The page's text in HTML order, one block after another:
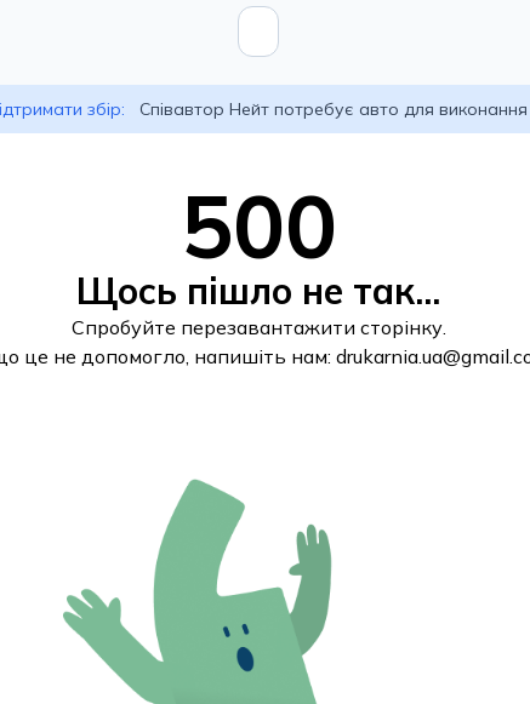
збір: Співавтор Нейт потребує авто для
500
Щось пішло не так...
Спробуйте перезавантажити сторінку.
це не допомогло, напишіть нам: